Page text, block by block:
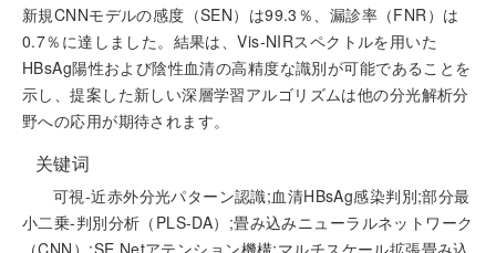
新規CNNモデルの感度（SEN）は99.3％、漏診率（FNR）は
0.7％に達しました。結果は、Vis-NIRスペクトルを用いた
HBsAg陽性および陰性血清の高精度な識別が可能であることを
示し、提案した新しい深層学習アルゴリズムは他の分光解析分
野への応用が期待されます。
关键词
可視-近赤外分光パターン認識;血清HBsAg感染判別;部分最
小二乗-判別分析（PLS-DA）;畳み込みニューラルネットワーク
（CNN）;SE Netアテンション機構;マルチスケール拡張畳み込